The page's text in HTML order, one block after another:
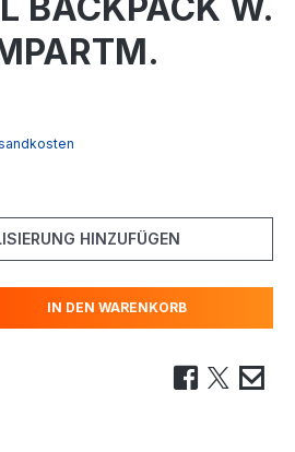
HINZUFÜGEN
IN DEN WARENKORB